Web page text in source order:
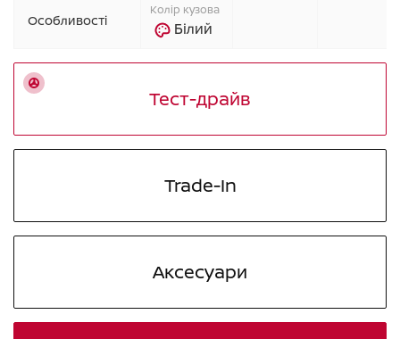
Особливості
Колір кузова
Білий
Тест-драйв
Trade-In
Аксесуари